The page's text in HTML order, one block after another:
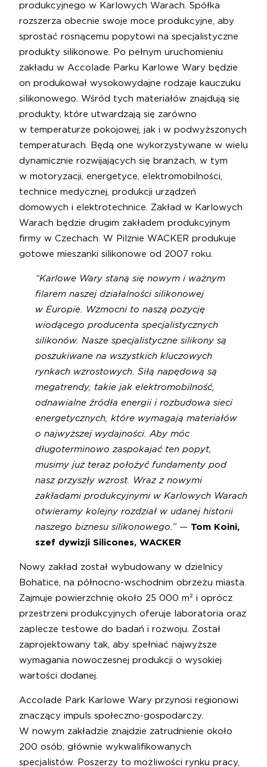
produkcyjnego w Karlowych Warach. Spółka
rozszerza obecnie swoje moce produkcyjne, aby
sprostać rosnącemu popytowi na specjalistyczne
produkty silikonowe. Po pełnym uruchomieniu
zakładu w Accolade Parku Karlowe Wary będzie
on produkował wysokowydajne rodzaje kauczuku
silikonowego. Wśród tych materiałów znajdują się
produkty, które utwardzają się zarówno
w temperaturze pokojowej, jak i w podwyższonych
temperaturach. Będą one wykorzystywane w wielu
dynamicznie rozwijających się branżach, w tym
w motoryzacji, energetyce, elektromobilności,
technice medycznej, produkcji urządzeń
domowych i elektrotechnice. Zakład w Karlowych
Warach będzie drugim zakładem produkcyjnym
firmy w Czechach. W Pilznie WACKER produkuje
gotowe mieszanki silikonowe od 2007 roku.
“Karlowe Wary staną się nowym i ważnym
filarem naszej działalności silikonowej
w Europie. Wzmocni to naszą pozycję
wiodącego producenta specjalistycznych
silikonów. Nasze specjalistyczne silikony są
poszukiwane na wszystkich kluczowych
rynkach wzrostowych. Siłą napędową są
megatrendy, takie jak elektromobilność,
odnawialne źródła energii i rozbudowa sieci
energetycznych, które wymagają materiałów
o najwyższej wydajności. Aby móc
długoterminowo zaspokajać ten popyt,
musimy już teraz położyć fundamenty pod
nasz przyszły wzrost. Wraz z nowymi
zakładami produkcyjnymi w Karlowych Warach
otwieramy kolejny rozdział w udanej historii
naszego biznesu silikonowego.”— Tom Koini,
szef dywizji Silicones, WACKER
Nowy zakład został wybudowany w dzielnicy
Bohatice, na północno-wschodnim obrzeżu miasta.
Zajmuje powierzchnię około 25 000 m² i oprócz
przestrzeni produkcyjnych oferuje laboratoria oraz
zaplecze testowe do badań i rozwoju. Został
zaprojektowany tak, aby spełniać najwyższe
wymagania nowoczesnej produkcji o wysokiej
wartości dodanej.
Accolade Park Karlowe Wary przynosi regionowi
znaczący impuls społeczno-gospodarczy.
W nowym zakładzie znajdzie zatrudnienie około
200 osób, głównie wykwalifikowanych
specjalistów. Poszerzy to możliwości rynku pracy,